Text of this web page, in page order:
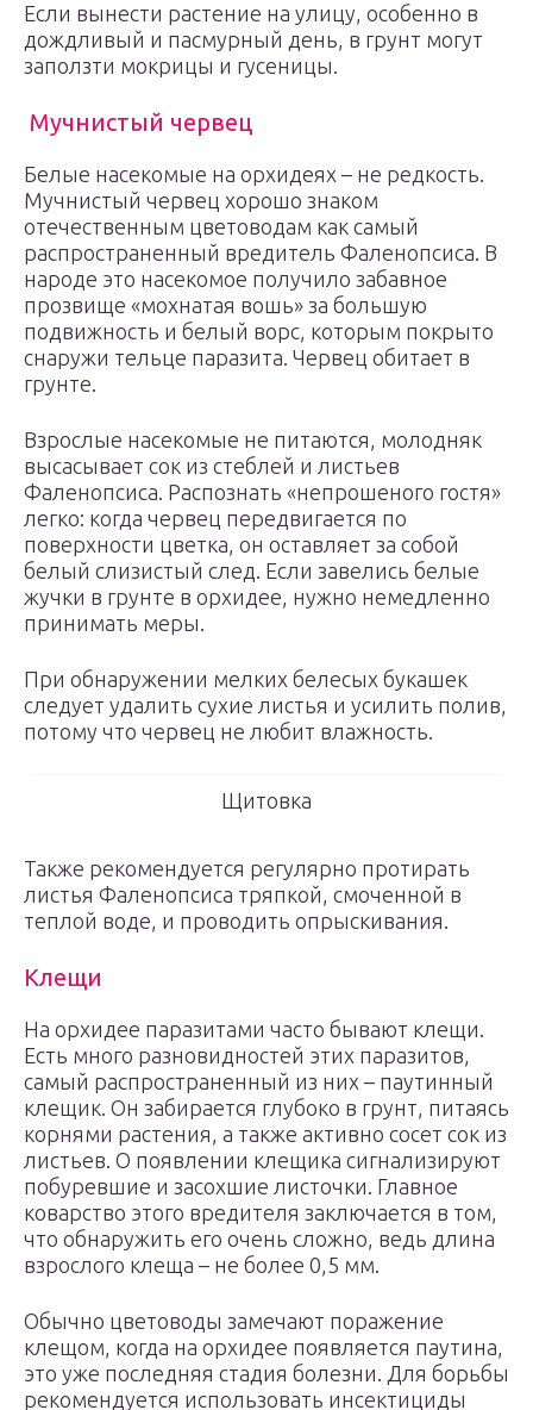
Если вынести растение на улицу, особенно в
дождливый и пасмурный день, в грунт могут
заползти мокрицы и гусеницы.
Мучнистый червец
Белые насекомые на орхидеях – не редкость.
Мучнистый червец хорошо знаком
отечественным цветоводам как самый
распространенный вредитель Фаленопсиса. В
народе это насекомое получило забавное
прозвище «мохнатая вошь» за большую
подвижность и белый ворс, которым покрыто
снаружи тельце паразита. Червец обитает в
грунте.
Взрослые насекомые не питаются, молодняк
высасывает сок из стеблей и листьев
Фаленопсиса. Распознать «непрошеного гостя»
легко: когда червец передвигается по
поверхности цветка, он оставляет за собой
белый слизистый след. Если завелись белые
жучки в грунте в орхидее, нужно немедленно
принимать меры.
При обнаружении мелких белесых букашек
следует удалить сухие листья и усилить полив,
потому что червец не любит влажность.
Щитовка
Также рекомендуется регулярно протирать
листья Фаленопсиса тряпкой, смоченной в
теплой воде, и проводить опрыскивания.
Клещи
На орхидее паразитами часто бывают клещи.
Есть много разновидностей этих паразитов,
самый распространенный из них – паутинный
клещик. Он забирается глубоко в грунт, питаясь
корнями растения, а также активно сосет сок из
листьев. О появлении клещика сигнализируют
побуревшие и засохшие листочки. Главное
коварство этого вредителя заключается в том,
что обнаружить его очень сложно, ведь длина
взрослого клеща – не более 0,5 мм.
Обычно цветоводы замечают поражение
клещом, когда на орхидее появляется паутина,
это уже последняя стадия болезни. Для борьбы
рекомендуется использовать инсектициды